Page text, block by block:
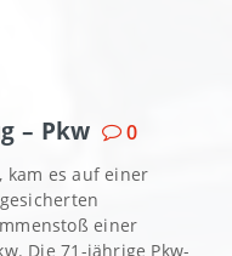
– Pkw 0
kam es auf einer
einer
Die 71-jährige Pkw-